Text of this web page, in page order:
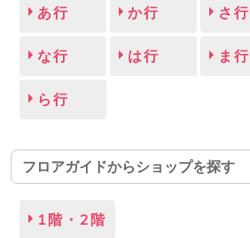
あ行 か行 さ行
な行 は行 ま行
ら行
フロアガイドからショップを探す
1階・2階